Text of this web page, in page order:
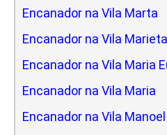
Encanador na Vila Marta
Encanador na Vila Marieta
Encanador na Vila Maria
Encanador na Vila Maria
Encanador na Vila